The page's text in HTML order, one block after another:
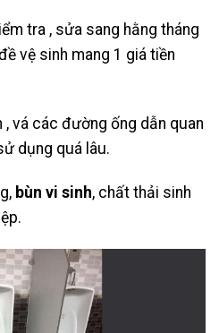
tra , sửa sang hằng tháng
vệ sinh mang 1 giá tiền
, vá các đường ống dẫn quan
dụng quá lâu.
bùn vi sinh, chất thải sinh